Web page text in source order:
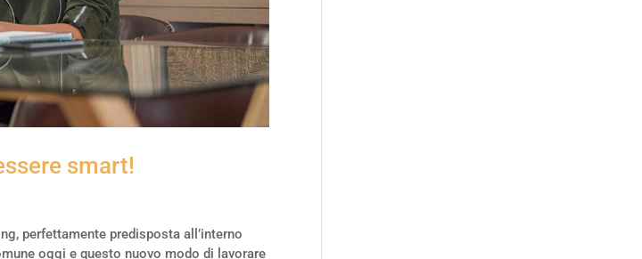
smart!
perfettamente predisposta all’interno
oggi e questo nuovo modo di lavorare